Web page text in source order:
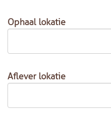
Ophaal lokatie
Aflever lokatie